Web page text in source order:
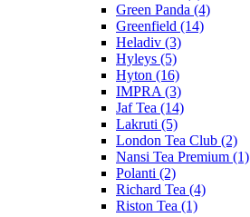
Green Panda (4)
Greenfield (14)
Heladiv (3)
Hyleys (5)
Hyton (16)
IMPRA (3)
Jaf Tea (14)
Lakruti (5)
London Tea Club (2)
Nansi Tea Premium (1)
Polanti (2)
Richard Tea (4)
Riston Tea (1)